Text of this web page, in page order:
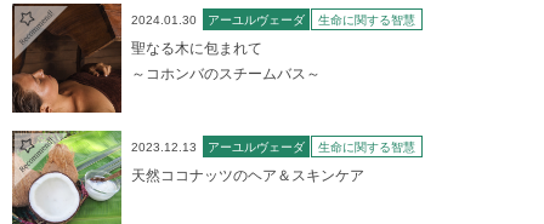
2024.01.30 アーユルヴェーダ 生命に関する智慧
聖なる木に包まれて
～コホンバのスチームバス～
2023.12.13 アーユルヴェーダ 生命に関する智慧
天然ココナッツのヘア＆スキンケア